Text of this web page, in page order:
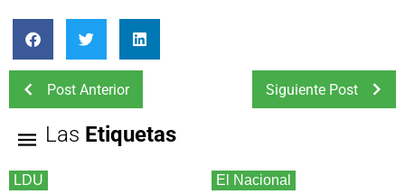
Post Anterior Siguiente Post
Las Etiquetas
LDU El Nacional